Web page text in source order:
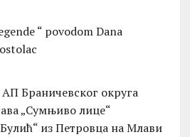
“ povodom Dana
Браничевског округа
„Сумњиво лице“
из Петровца на Млави